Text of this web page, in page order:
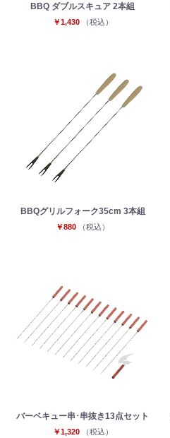
BBQ ダブルスキュア 2本組
￥1,430 （税込）
BBQグリルフォーク35cm 3本組
￥880 （税込）
バーベキュー串･串抜き13点セット
￥1,320 （税込）
お買い物を続ける